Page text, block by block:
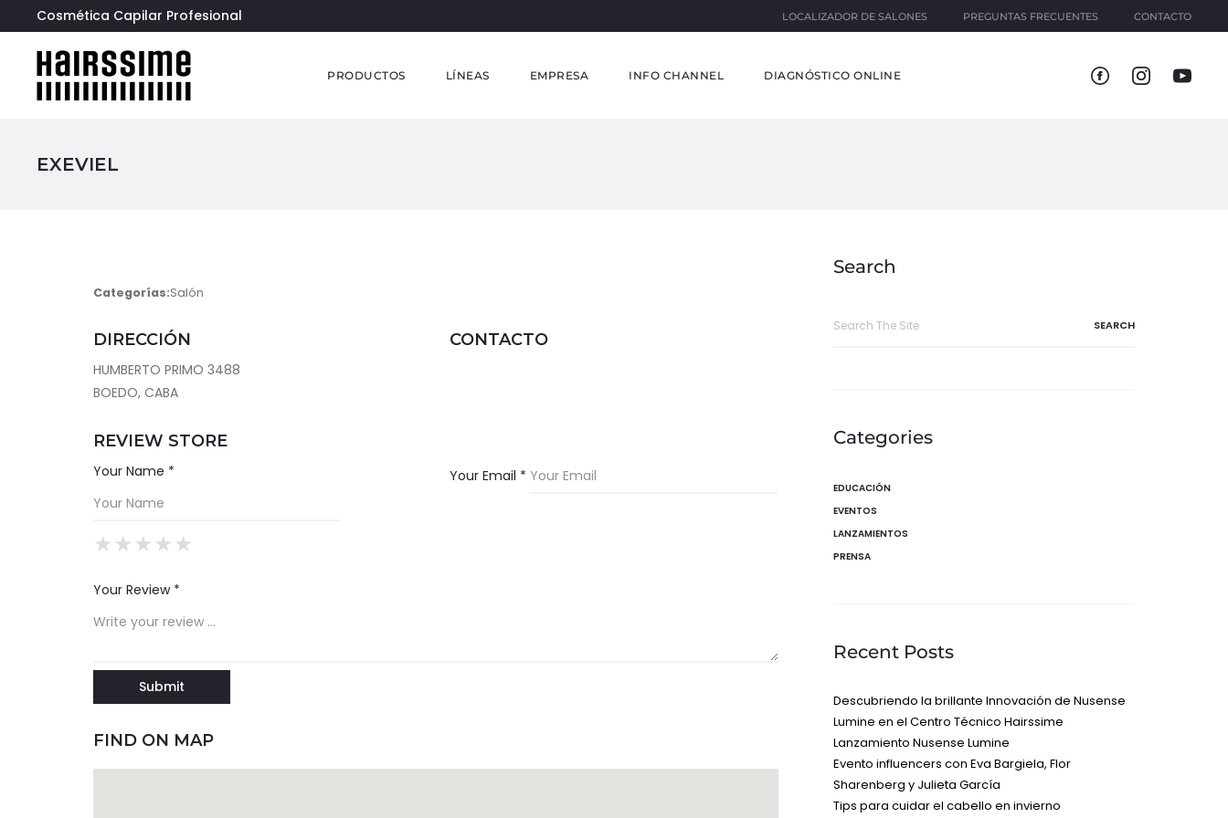
Cosmética Capilar Profesional LOCALIZADOR DE SALONES PREGUNTAS FRECUENTES CONTACTO
PRODUCTOS LÍNEAS EMPRESA INFO CHANNEL DIAGNÓSTICO ONLINE
EXEVIEL
Categorías:Salón
DIRECCIÓN
HUMBERTO PRIMO 3488
BOEDO, CABA
CONTACTO
REVIEW STORE
Your Name * Your Email *
★
★★
★★★
★★★★
★★★★★
Your Review *
FIND ON MAP
Search
Categories
EDUCACIÓN
EVENTOS
LANZAMIENTOS
PRENSA
Recent Posts
Descubriendo la brillante Innovación de Nusense
Lumine en el Centro Técnico Hairssime
Lanzamiento Nusense Lumine
Evento influencers con Eva Bargiela, Flor
Sharenberg y Julieta García
Tips para cuidar el cabello en invierno